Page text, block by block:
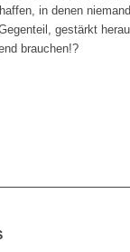
in denen
gestärkt
brauchen!?